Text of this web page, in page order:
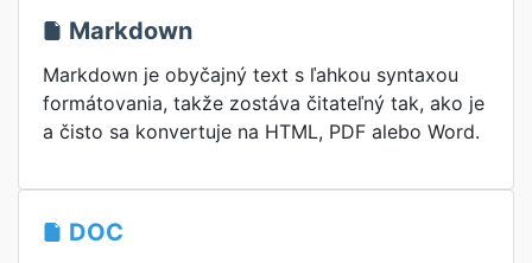
Markdown
Markdown je obyčajný text s ľahkou syntaxou
formátovania, takže zostáva čitateľný tak, ako je
a čisto sa konvertuje na HTML, PDF alebo Word.
DOC